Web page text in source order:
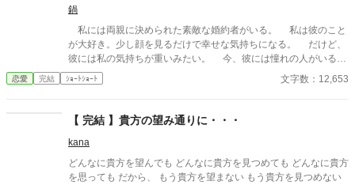
鍋
私には両親に決められた素敵な婚約者がいる。 私は彼のこと
が大好き。少し顔を見るだけで幸せな気持ちになる。 だけど、
彼には私の気持ちが重いみたい。 今、彼には憧れの人がいる。
その人は大人びた雰囲気をもつ二つ上の先輩。 彼は心は自由で
いたい言っていた。 その女性と話す時、私には見せない楽しそ
たちは言う。お互いに干渉しない割り切った夫婦のほうが気が楽
だって……。 だから私は彼が自由になれるように、魔女にこの
激しい気持ちを封印してもらったの。 ※このお話はハッピーエン
ドではありません。 ※短いお話でサクサクと進めたいと思いま
す。
恋愛 完結 ｼｮｰﾄｼｮｰﾄ 文字数：12,653
【 完結 】貴方の望み通りに・・・
kana
どんなに貴方を望んでも どんなに貴方を見つめても どんなに貴方
を思っても だから、 もう貴方を望まない もう貴方を見つめない